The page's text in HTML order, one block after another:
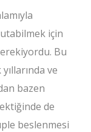
için
Bu
ve
bazen
de
beslenmesi